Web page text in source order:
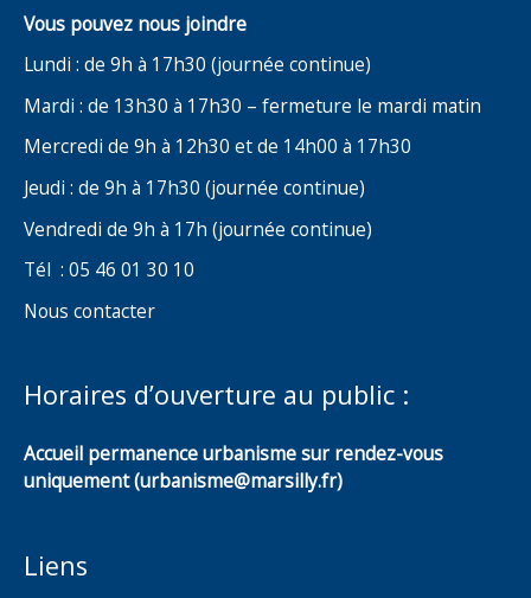
Vous pouvez nous joindre
Lundi : de 9h à 17h30 (journée continue)
Mardi : de 13h30 à 17h30 – fermeture le mardi matin
Mercredi de 9h à 12h30 et de 14h00 à 17h30
Jeudi : de 9h à 17h30 (journée continue)
Vendredi de 9h à 17h (journée continue)
Tél : 05 46 01 30 10
Nous contacter
Horaires d’ouverture au public :
Accueil permanence urbanisme sur rendez-vous
uniquement (urbanisme@marsilly.fr)
Liens